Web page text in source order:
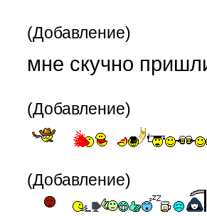
(Добавление)
мне скучно
(Добавление)
(Добавление)